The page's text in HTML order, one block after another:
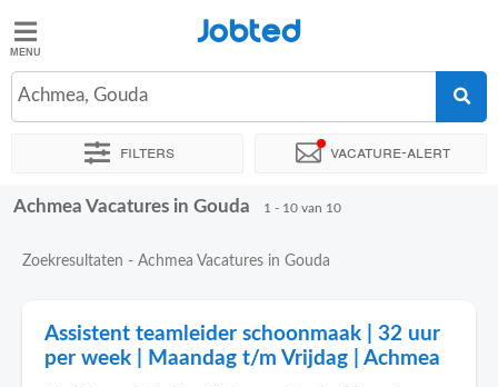
Jobted
Vacatures
Salarissen
Jobted
Achmea, Gouda
Filters Vacature-alert
Sorteer op Exacte locatie
Achmea Vacatures in Gouda 1 - 10 van 10
Zoekresultaten - Achmea Vacatures in Gouda
Assistent teamleider schoonmaak | 32 uur
per week | Maandag t/m Vrijdag | Achmea